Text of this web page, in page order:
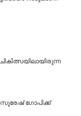
സുരേഷ് ഗോപിക്ക്